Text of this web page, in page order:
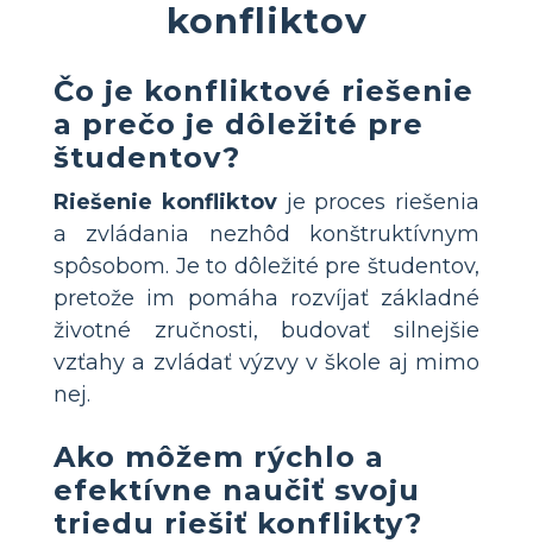
konfliktov
Čo je konfliktové riešenie
a prečo je dôležité pre
študentov?
Riešenie konfliktovje proces riešenia
a zvládania nezhôd konštruktívnym
spôsobom. Je to dôležité pre študentov,
pretože im pomáha rozvíjať základné
životné zručnosti, budovať silnejšie
vzťahy a zvládať výzvy v škole aj mimo
nej.
Ako môžem rýchlo a
efektívne naučiť svoju
triedu riešiť konflikty?